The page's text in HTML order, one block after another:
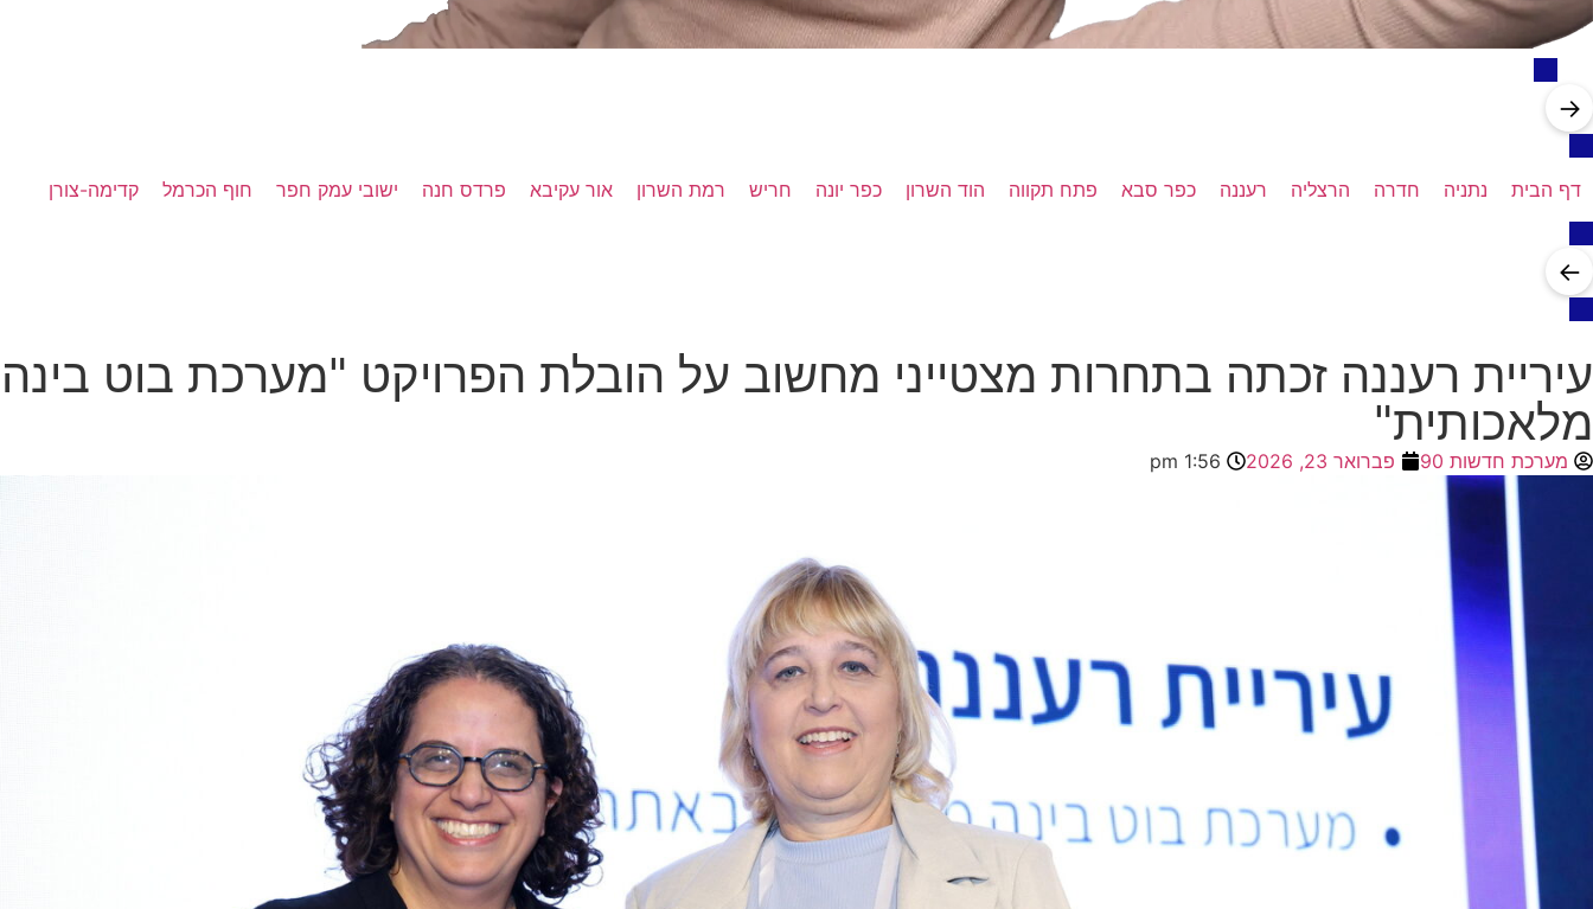
→
דף הבית נתניה חדרה הרצליה רעננה כפר סבא פתח תקווה הוד השרון כפר יונה חריש רמת השרון אור עקיבא פרדס חנה ישובי עמק חפר חוף הכרמל קדימה-צורן
←
עיריית רעננה זכתה בתחרות מצטייני מחשוב על הובלת הפרויקט "מערכת בוט בינה
מלאכותית"
מערכת חדשות 90 פברואר 23, 2026 1:56 pm